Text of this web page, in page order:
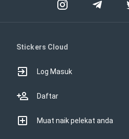
Stickers Cloud
Log Masuk
Daftar
Muat naik pelekat anda